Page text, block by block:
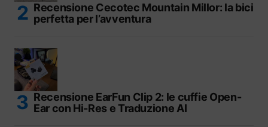
Recensione Cecotec Mountain Millor: la bici
perfetta per l’avventura
Recensione EarFun Clip 2: le cuffie Open-
Ear con Hi-Res e Traduzione AI